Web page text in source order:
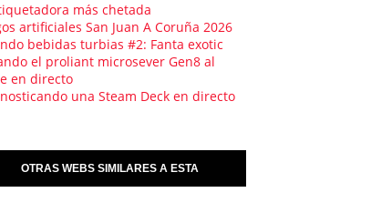
más chetada
artificiales San Juan A Coruña 2026
bebidas turbias #2: Fanta exotic
el proliant microsever Gen8 al
en directo
una Steam Deck en directo
OTRAS WEBS SIMILARES A ESTA